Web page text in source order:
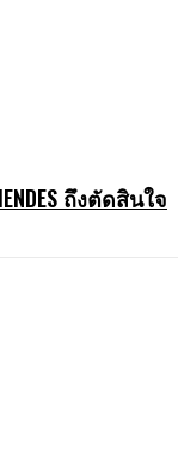
ถึงตัดสินใจ